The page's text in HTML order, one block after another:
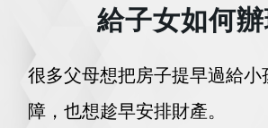
給子女如何
很多父母想把房子提早過給小
障，也想趁早安排財產。